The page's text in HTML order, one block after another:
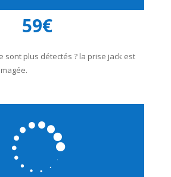
59€
sont plus détectés ? la prise jack est
